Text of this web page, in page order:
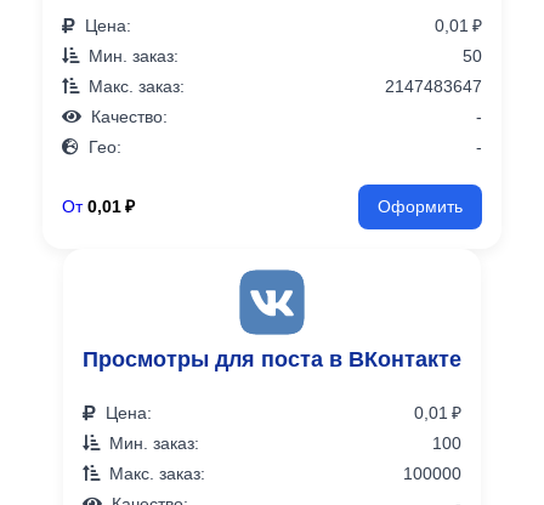
Цена:
0,01 ₽
Мин. заказ:
50
Макс. заказ:
2147483647
Качество:
-
Гео:
-
От 0,01 ₽ Оформить
Просмотры для поста в ВКонтакте
Цена:
0,01 ₽
Мин. заказ:
100
Макс. заказ:
100000